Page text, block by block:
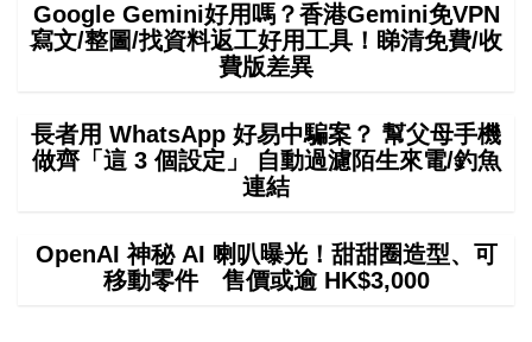
Google Gemini好用嗎？香港Gemini免VPN
寫文/整圖/找資料返工好用工具！睇清免費/收
費版差異
長者用 WhatsApp 好易中騙案？ 幫父母手機
做齊「這 3 個設定」 自動過濾陌生來電/釣魚
連結
OpenAI 神秘 AI 喇叭曝光！甜甜圈造型、可
移動零件 售價或逾 HK$3,000